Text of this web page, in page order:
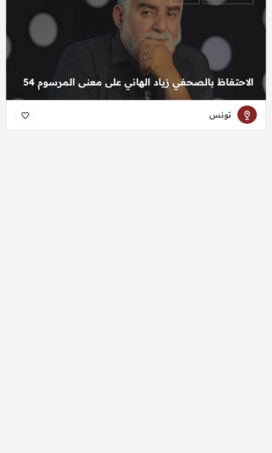
الاحتفاظ بالصحفي زياد الهاني على معنى المرسوم 54
تونس